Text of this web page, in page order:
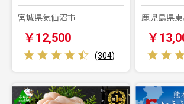
宮城県気仙沼市
￥12,500
(304)
鹿児島県
￥